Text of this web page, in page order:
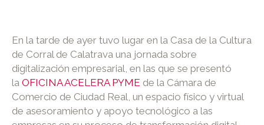
En la tarde de ayer tuvo lugar en la Casa de la Cultura
de Corral de Calatrava una jornada sobre
digitalización empresarial, en las que se presentó
la OFICINA ACELERA PYME de la Cámara de
Comercio de Ciudad Real, un espacio físico y virtual
de asesoramiento y apoyo tecnológico a las